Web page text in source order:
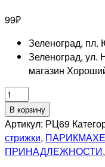
99₽
Зеленоград, пл.
Зеленоград, ул.
магазин
Количество
товара
Расческа
цветная
с
В корзину
Артикул: РЦ69
стрижки,
ПРИНАДЛЕЖНОСТИ,